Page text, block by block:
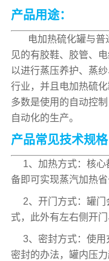
产品用途：
电加热硫化罐与普
见的有胶鞋、胶管、
以进行蒸压养护、蒸
行业，并且电加热硫
多数是使用的自动控
自动化的生产。
产品常见技术规格
1、加热方式：核心
备即可实现蒸汽加热
2、开门方式：罐门
式，此外有左右侧开
3、密封方式：使用
密封的办法，罐内压